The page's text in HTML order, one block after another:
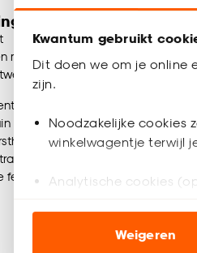
Kwantum gebruikt
Dit doen we om je online
zijn.
Noodzakelijke cookies
winkelwagentje terwijl
Analytische cookies
ook buiten deWeigeren
met andere kerstballen en
met warme uitstraling
in de vorm van een Teddybeer
en gemaakt als verfijnd glazen
stijlvolle
past deze unieke
feestdagen.